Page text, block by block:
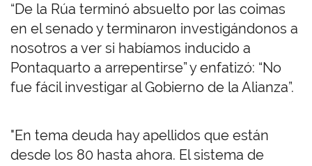
“De la Rúa terminó absuelto por las coimas
en el senado y terminaron investigándonos a
nosotros a ver si habíamos inducido a
Pontaquarto a arrepentirse” y enfatizó: “No
fue fácil investigar al Gobierno de la Alianza”.
"En tema deuda hay apellidos que están
desde los 80 hasta ahora. El sistema de